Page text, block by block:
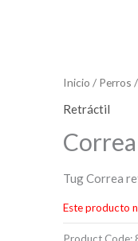
Inicio / Perros /
Retráctil
Tug Correa
Este producto